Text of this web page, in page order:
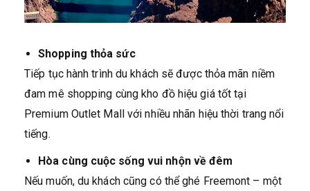
Shopping thỏa sức
Tiếp tục hành trình du khách sẽ được thỏa mãn niềm
đam mê shopping cùng kho đồ hiệu giá tốt tại
Premium Outlet Mall với nhiều nhãn hiệu thời trang nổi
tiếng.
Hòa cùng cuộc sống vui nhộn về đêm
Nếu muốn, du khách cũng có thể ghé Freemont – một